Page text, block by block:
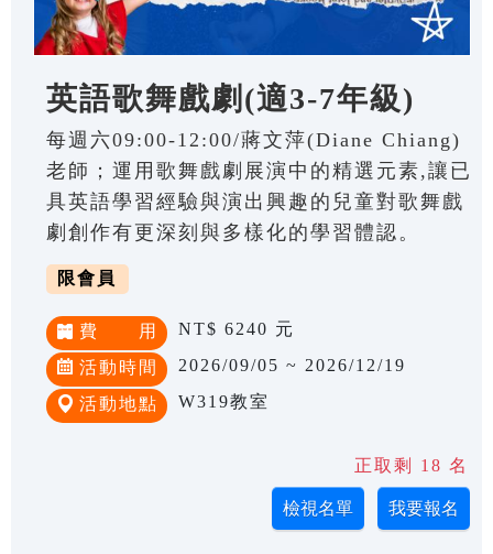
英語歌舞戲劇(適3-7年級)
每週六09:00-12:00/蔣文萍(Diane Chiang)
老師；運用歌舞戲劇展演中的精選元素,讓已
具英語學習經驗與演出興趣的兒童對歌舞戲
劇創作有更深刻與多樣化的學習體認。
限會員
費 用 NT$ 6240 元
活動時間 2026/09/05 ~ 2026/12/19
活動地點 W319教室
正取剩 18 名